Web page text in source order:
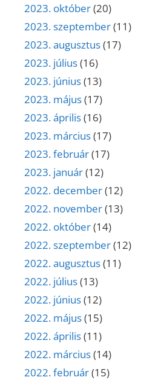
2023. október(20)
2023. szeptember(11)
2023. augusztus(17)
2023. július(16)
2023. június(13)
2023. május(17)
2023. április(16)
2023. március(17)
2023. február(17)
2023. január(12)
2022. december(12)
2022. november(13)
2022. október(14)
2022. szeptember(12)
2022. augusztus(11)
2022. július(13)
2022. június(12)
2022. május(15)
2022. április(11)
2022. március(14)
2022. február(15)